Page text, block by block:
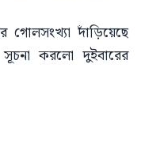
গোলসংখ্যা দাঁড়িয়েছে
করলো দুইবারের